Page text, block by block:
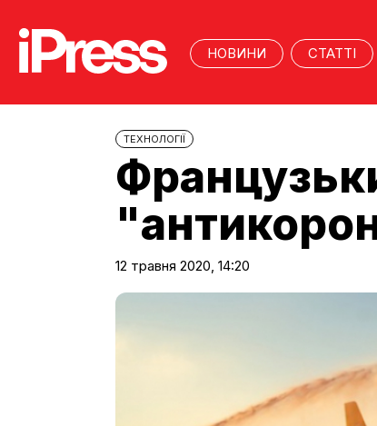
НОВИНИ СТАТТІ
ТЕХНОЛОГІЇ
12 травня 2020, 14:20